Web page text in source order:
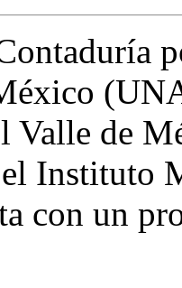
Valle de
Instituto
con un